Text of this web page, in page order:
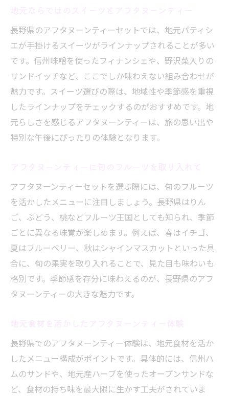
長野県のアフタヌーンティーセットでは、地元パティシ
エが手掛けるスイーツがラインナップされることが多い
です。信州味噌を使ったフィナンシェや、野沢菜入りの
サンドイッチなど、ここでしか味わえない組み合わせが
魅力です。スイーツ選びの際は、地域性や季節感を重視
したラインナップをチェックするのがおすすめです。地
元らしさを感じるアフタヌーンティーは、旅の思い出や
特別な午後にぴったりの体験となります。
アフタヌーンティーセットを選ぶ際には、旬のフルーツ
を活かしたメニューに注目しましょう。長野県はりん
ご、ぶどう、桃などフルーツ王国としても知られ、季節
ごとに異なる味覚が楽しめます。例えば、春はイチゴ、
夏はブルーベリー、秋はシャインマスカットといった具
合に、旬の果実を取り入れることで、見た目も味わいも
格別です。季節感を存分に味わえるのが、長野県のアフ
タヌーンティーの大きな魅力です。
長野県でのアフタヌーンティー体験は、地元食材を活か
したメニュー構成がポイントです。具体的には、信州ハ
ムのサンドや、地元産ハーブを使ったオープンサンドな
ど、食材の持ち味を最大限に生かす工夫がされていま